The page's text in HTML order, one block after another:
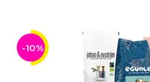
-10%